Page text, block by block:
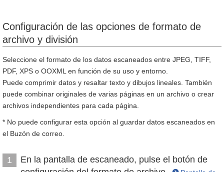
Configuración de las opciones de formato de
archivo y división
Seleccione el formato de los datos escaneados entre JPEG, TIFF,
PDF, XPS o OOXML en función de su uso y entorno.
Puede comprimir datos y resaltar texto y dibujos lineales. También
puede combinar originales de varias páginas en un archivo o crear
archivos independientes para cada página.
* No puede configurar esta opción al guardar datos escaneados en
el Buzón de correo.
1
En la pantalla de escaneado, pulse el botón de